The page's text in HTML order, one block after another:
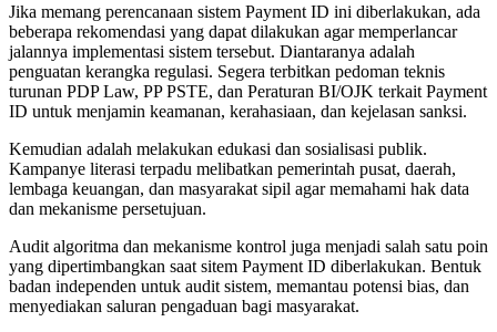
Jika memang perencanaan sistem Payment ID ini diberlakukan, ada
beberapa rekomendasi yang dapat dilakukan agar memperlancar
jalannya implementasi sistem tersebut. Diantaranya adalah
penguatan kerangka regulasi. Segera terbitkan pedoman teknis
turunan PDP Law, PP PSTE, dan Peraturan BI/OJK terkait Payment
ID untuk menjamin keamanan, kerahasiaan, dan kejelasan sanksi.
Kemudian adalah melakukan edukasi dan sosialisasi publik.
Kampanye literasi terpadu melibatkan pemerintah pusat, daerah,
lembaga keuangan, dan masyarakat sipil agar memahami hak data
dan mekanisme persetujuan.
Audit algoritma dan mekanisme kontrol juga menjadi salah satu poin
yang dipertimbangkan saat sitem Payment ID diberlakukan. Bentuk
badan independen untuk audit sistem, memantau potensi bias, dan
menyediakan saluran pengaduan bagi masyarakat.